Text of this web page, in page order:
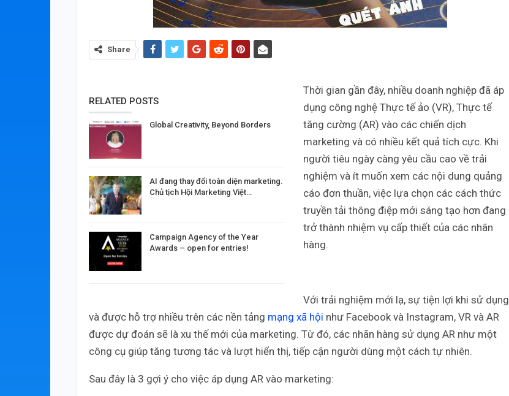
Share
RELATED POSTS
Global Creativity, Beyond Borders
AI đang thay đổi toàn diện marketing.
Chủ tịch Hội Marketing Việt…
Campaign Agency of the Year
Awards – open for entries!
Thời gian gần đây, nhiều doanh nghiệp đã áp
dụng công nghệ Thực tế ảo (VR), Thực tế
tăng cường (AR) vào các chiến dịch
marketing và có nhiều kết quả tích cực. Khi
người tiêu ngày càng yêu cầu cao về trải
nghiệm và ít muốn xem các nội dung quảng
cáo đơn thuần, việc lựa chọn các cách thức
truyền tải thông điệp mới sáng tạo hơn đang
trở thành nhiệm vụ cấp thiết của các nhãn
hàng.
Với trải nghiệm mới lạ, sự tiện lợi khi sử dụng
và được hỗ trợ nhiều trên các nền tảng mạng xã hội như Facebook và Instagram, VR và AR
được dự đoán sẽ là xu thế mới của marketing. Từ đó, các nhãn hàng sử dụng AR như một
công cụ giúp tăng tương tác và lượt hiển thị, tiếp cận người dùng một cách tự nhiên.
Sau đây là 3 gợi ý cho việc áp dụng AR vào marketing: